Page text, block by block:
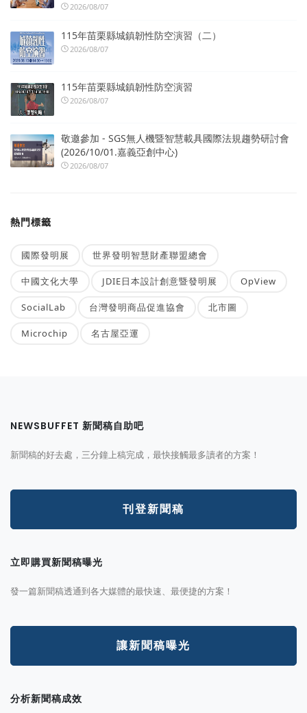
2026/08/07
115年苗栗縣城鎮韌性防空演習（二）
2026/08/07
115年苗栗縣城鎮韌性防空演習
2026/08/07
敬邀參加 - SGS無人機暨智慧載具國際法規趨勢研討會
(2026/10/01.嘉義亞創中心)
2026/08/07
熱門標籤
國際發明展 世界發明智慧財產聯盟總會
中國文化大學 JDIE日本設計創意暨發明展 OpView
SocialLab 台灣發明商品促進協會 北市圖
Microchip 名古屋亞運
NEWSBUFFET 新聞稿自助吧
新聞稿的好去處，三分鐘上稿完成，最快接觸最多讀者的方案！
刊登新聞稿
立即購買新聞稿曝光
發一篇新聞稿透通到各大媒體的最快速、最便捷的方案！
讓新聞稿曝光
分析新聞稿成效